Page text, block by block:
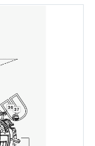
36 37